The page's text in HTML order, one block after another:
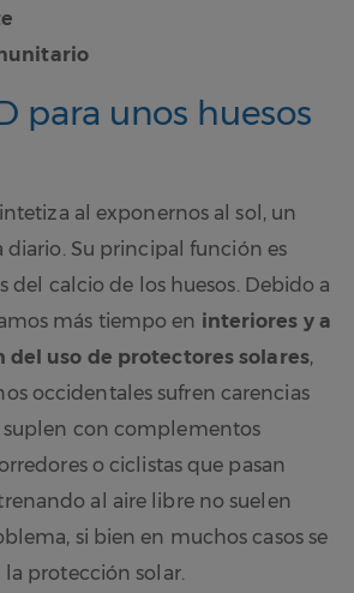
para unos huesos
al exponernos al sol, un
diario. Su principal función es
del calcio de los huesos. Debido a
más tiempo en interiores y a
del uso de protectores solares,
occidentales sufren carencias
suplen con complementos
o ciclistas que pasan
al aire libre no suelen
si bien en muchos casos se
protección solar.